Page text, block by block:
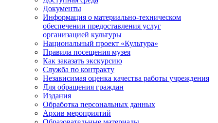
Документы
Информация о материально-техническом
обеспечении предоставления услуг
организацией культуры
Национальный проект «Культура»
Правила посещения музея
Как заказать экскурсию
Служба по контракту
Независимая оценка качества работы учреждения
Для обращения граждан
Издания
Обработка персональных данных
Архив мероприятий